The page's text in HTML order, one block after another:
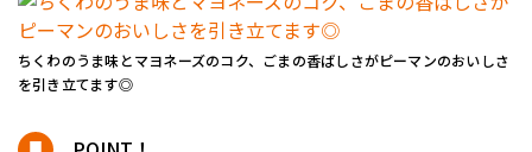
ちくわのうま味とマヨネーズのコク、ごまの香ばしさがピーマンのおいしさ
を引き立てます◎